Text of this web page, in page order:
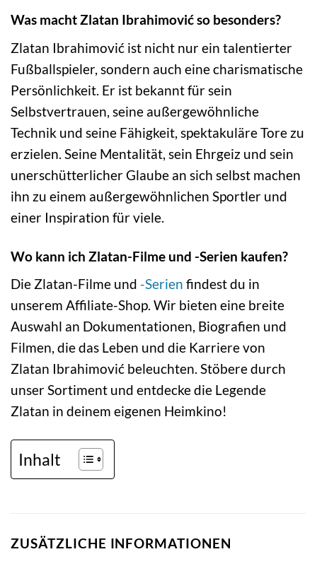
Was macht Zlatan Ibrahimović so besonders?
Zlatan Ibrahimović ist nicht nur ein talentierter
Fußballspieler, sondern auch eine charismatische
Persönlichkeit. Er ist bekannt für sein
Selbstvertrauen, seine außergewöhnliche
Technik und seine Fähigkeit, spektakuläre Tore zu
erzielen. Seine Mentalität, sein Ehrgeiz und sein
unerschütterlicher Glaube an sich selbst machen
ihn zu einem außergewöhnlichen Sportler und
einer Inspiration für viele.
Wo kann ich Zlatan-Filme und -Serien kaufen?
Die Zlatan-Filme und -Serien findest du in
unserem Affiliate-Shop. Wir bieten eine breite
Auswahl an Dokumentationen, Biografien und
Filmen, die das Leben und die Karriere von
Zlatan Ibrahimović beleuchten. Stöbere durch
unser Sortiment und entdecke die Legende
Zlatan in deinem eigenen Heimkino!
Inhalt
ZUSÄTZLICHE INFORMATIONEN